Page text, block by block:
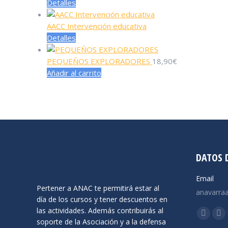
Detalles
AACC Intervención educativa
Detalles
producto
tiene
múltiples
se
de
producto
PEQUEÑOS EXPLORADORES 18,90€
Añadir al carrito
Pertener a ANAC te permitirá estar al
día de los cursos y tener descuentos en
las actividades. Además contribuirás al
soporte de la Asociación y a la defensa
DATOS
Email